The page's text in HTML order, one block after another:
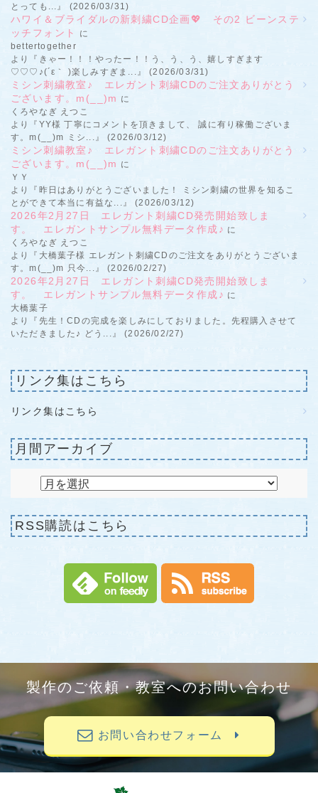
とっても...』 (2026/03/31)
ハワイ＆ブライダルの新刺繍CD企画💖 その2 ビーンステ
ッチフォント
に
bettertogether
より『きゃー！！！やったー！！う、う、う、嬉しすぎます
♡♡♡♪(´ε｀ )楽しみすぎま...』 (2026/03/31)
ミシン刺繍教室♪ エレガント刺繍CDのご注文ありがとう
ございます。m(__)m に
くろやなぎ えつこ
より『YY様 丁寧にコメントを頂きまして、 誠に有り稼働ございま
す。m(__)m ミシ...』 (2026/03/12)
ミシン刺繍教室♪ エレガント刺繍CDのご注文ありがとう
ございます。m(__)m に
ＹＹ
より『昨日はありがとうございました！ ミシン刺繍の世界を知るこ
とができて本当に有益な...』 (2026/03/12)
2026年2月27日 エレガント刺繍CD発売開始致しま
す。 エレガントサンプル無料データ作成♪ に
くろやなぎ えつこ
より『大橋葉子様 エレガント刺繍CDのご注文をありがとうございま
す。m(__)m 只今...』 (2026/02/27)
2026年2月27日 エレガント刺繍CD発売開始致しま
す。 エレガントサンプル無料データ作成♪ に
大橋葉子
より『先生！CDの完成を楽しみにしておりました。先程購入させて
いただきました♪ どう...』 (2026/02/27)
リンク集はこちら
リンク集はこちら
月間アーカイブ
RSS購読はこちら
製作のご依頼・教室へのお問い合わせ
お問い合わせフォーム